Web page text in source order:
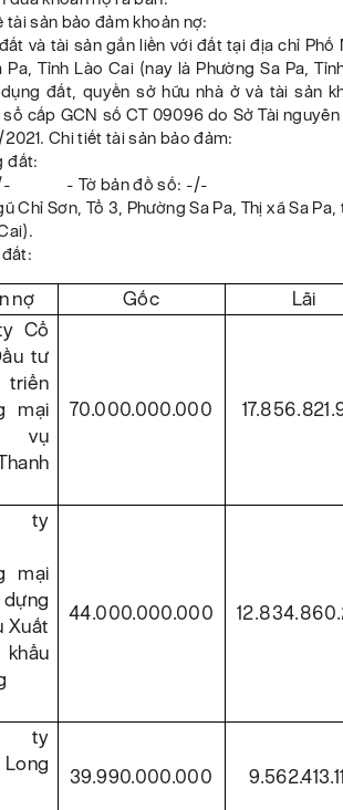
tài sản bảo đảm khoản nợ:
và tài sản gắn liền với đất tại địa chỉ Phố
Pa, Tỉnh Lào Cai (nay là Phường Sa Pa,
đất, quyền sở hữu nhà ở và tài sản
cấp GCN số CT 09096 do Sở Tài
Chi tiết tài sản bảo đảm:
đất:
-/- - Tờ bản đồ số: -/-
Chỉ Sơn, Tổ 3, Phường Sa Pa, Thị xã Sa
nợ Gốc Lãi
Cổ
tư
mại
vụ
70.000.000.000
ty
mại
Xuất
44.000.000.000
ty
39.990.000.000